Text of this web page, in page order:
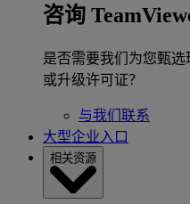
咨询
是否需要我们为您甄
或升级许可证？
与我们联系
大型企业入口
相关资源